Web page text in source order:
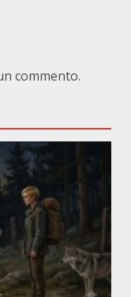
commento.